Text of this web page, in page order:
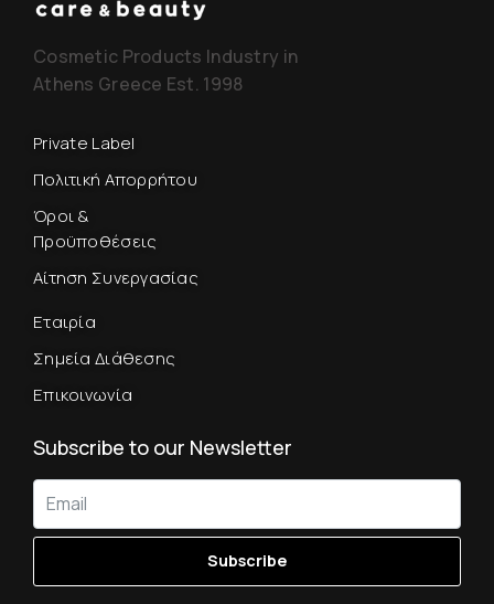
Cosmetic Products Industry in
Athens Greece Est. 1998
Private Label
Πολιτική Απορρήτου
Όροι &
Προϋποθέσεις
Αίτηση Συνεργασίας
Εταιρία
Σημεία Διάθεσης
Επικοινωνία
Subscribe to our Newsletter
Subscribe